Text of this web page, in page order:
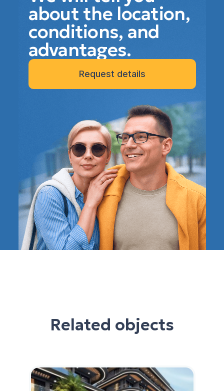
about the location,
conditions, and
advantages.
Request details
Related objects